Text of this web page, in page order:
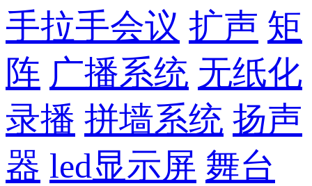
手拉手会议 扩声 矩
阵 广播系统 无纸化
录播 拼墙系统 扬声
器 led显示屏 舞台